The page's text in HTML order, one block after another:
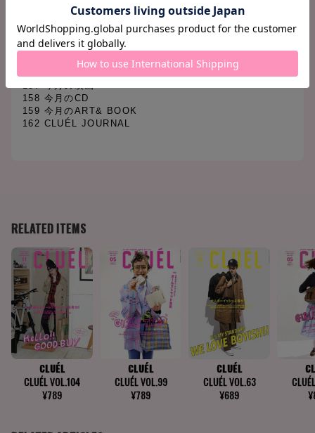
090 連載大森仔佑子の「今日私が女の子であること」
152 Termrnal 05 ALTNEU
153 Terminal 06 OLD SCHOOL WEAR, MY BASICS!!
154 Termrnal 07 McGREGOR
155 Termrnal 08 UNICARE
157 今月の映画
158 今月のCD
159 今月のART& BOOK
162 CLUÉL JOURNAL